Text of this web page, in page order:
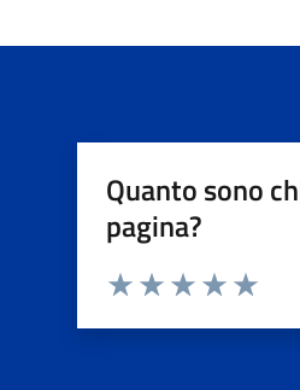
Quanto sono
pagina?